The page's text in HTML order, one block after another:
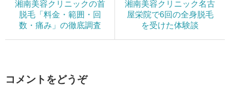
湘南美容クリニックの首
脱毛「料金・範囲・回
数・痛み」の徹底調査
湘南美容クリニック名古
屋栄院で6回の全身脱毛
を受けた体験談
コメントをどうぞ